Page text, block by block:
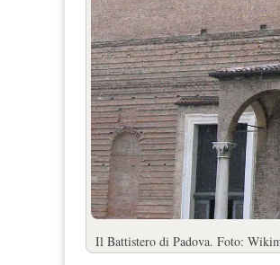
Il Battistero di Padova. Foto: